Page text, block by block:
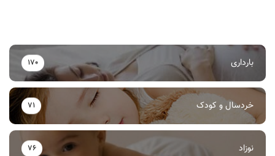
بارداری 170
خردسال و کودک 71
نوزاد 76